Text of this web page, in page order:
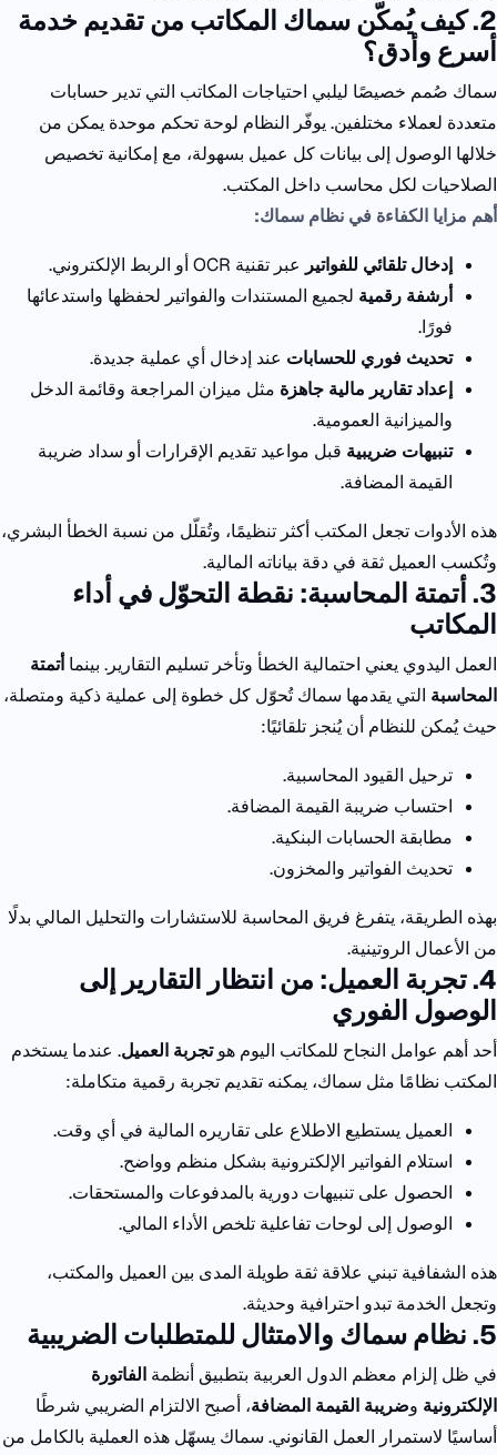
2. كيف يُمكّن سماك المكاتب من تقديم خدمة
أسرع وأدق؟
سماك صُمم خصيصًا ليلبي احتياجات المكاتب التي تدير حسابات
متعددة لعملاء مختلفين.يوفّر النظام لوحة تحكم موحدة يمكن من
خلالها الوصول إلى بيانات كل عميل بسهولة، مع إمكانية تخصيص
الصلاحيات لكل محاسب داخل المكتب.
أهم مزايا الكفاءة في نظام سماك:
إدخال تلقائي للفواتير عبر تقنية OCR أو الربط الإلكتروني.
أرشفة رقمية لجميع المستندات والفواتير لحفظها واستدعائها
فورًا.
تحديث فوري للحسابات عند إدخال أي عملية جديدة.
إعداد تقارير مالية جاهزة مثل ميزان المراجعة وقائمة الدخل
والميزانية العمومية.
تنبيهات ضريبية قبل مواعيد تقديم الإقرارات أو سداد ضريبة
القيمة المضافة.
هذه الأدوات تجعل المكتب أكثر تنظيمًا، وتُقلّل من نسبة الخطأ البشري،
وتُكسب العميل ثقة في دقة بياناته المالية.
3. أتمتة المحاسبة: نقطة التحوّل في أداء
المكاتب
العمل اليدوي يعني احتمالية الخطأ وتأخر تسليم التقارير. بينما أتمتة
المحاسبة التي يقدمها سماك تُحوّل كل خطوة إلى عملية ذكية ومتصلة،
حيث يُمكن للنظام أن يُنجز تلقائيًا:
ترحيل القيود المحاسبية.
احتساب ضريبة القيمة المضافة.
مطابقة الحسابات البنكية.
تحديث الفواتير والمخزون.
بهذه الطريقة، يتفرغ فريق المحاسبة للاستشارات والتحليل المالي بدلًا
من الأعمال الروتينية.
4. تجربة العميل: من انتظار التقارير إلى
الوصول الفوري
أحد أهم عوامل النجاح للمكاتب اليوم هوتجربة العميل. عندما يستخدم
المكتب نظامًا مثل سماك، يمكنه تقديم تجربة رقمية متكاملة:
العميل يستطيع الاطلاع على تقاريره المالية في أي وقت.
استلام الفواتير الإلكترونية بشكل منظم وواضح.
الحصول على تنبيهات دورية بالمدفوعات والمستحقات.
الوصول إلى لوحات تفاعلية تلخص الأداء المالي.
هذه الشفافية تبني علاقة ثقة طويلة المدى بين العميل والمكتب،
وتجعل الخدمة تبدو احترافية وحديثة.
5. نظام سماك والامتثال للمتطلبات الضريبية
في ظل إلزام معظم الدول العربية بتطبيق أنظمة الفاتورة
الإلكترونية وضريبة القيمة المضافة، أصبح الالتزام الضريبي شرطًا
أساسيًا لاستمرار العمل القانوني. سماك يسهّل هذه العملية بالكامل من